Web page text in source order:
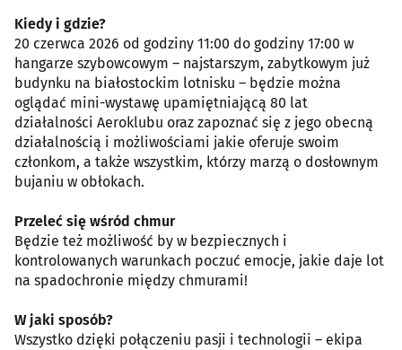
Kiedy i gdzie?
20 czerwca 2026 od godziny 11:00 do godziny 17:00 w
hangarze szybowcowym – najstarszym, zabytkowym już
budynku na białostockim lotnisku – będzie można
oglądać mini-wystawę upamiętniającą 80 lat
działalności Aeroklubu oraz zapoznać się z jego obecną
działalnością i możliwościami jakie oferuje swoim
członkom, a także wszystkim, którzy marzą o dosłownym
bujaniu w obłokach.
Przeleć się wśród chmur
Będzie też możliwość by w bezpiecznych i
kontrolowanych warunkach poczuć emocje, jakie daje lot
na spadochronie między chmurami!
W jaki sposób?
Wszystko dzięki połączeniu pasji i technologii – ekipa